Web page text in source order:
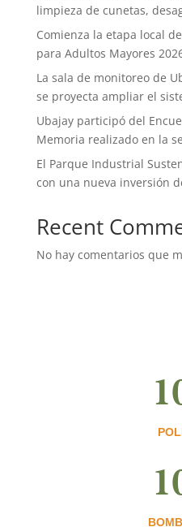
limpieza de cunetas,
Comienza la etapa local
para Adultos Mayores
La sala de monitoreo de
se proyecta ampliar el
Ubajay participó del
Memoria realizado en la
El Parque Industrial
con una nueva inversión
Recent
No hay comentarios que